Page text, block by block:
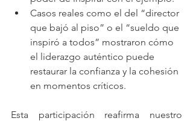
Casos reales como el del “director
que bajó al piso” o el “sueldo que
inspiró a todos” mostraron cómo
el liderazgo auténtico puede
restaurar la confianza y la cohesión
en momentos críticos.
Esta participación reafirma nuestro